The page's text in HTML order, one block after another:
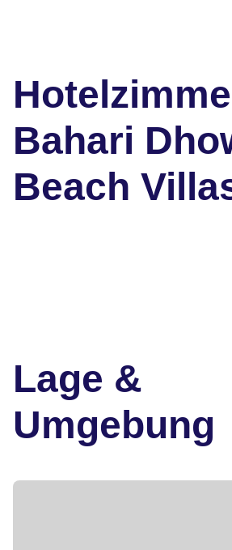
Bahari
Beach
Lage &
Umgebung